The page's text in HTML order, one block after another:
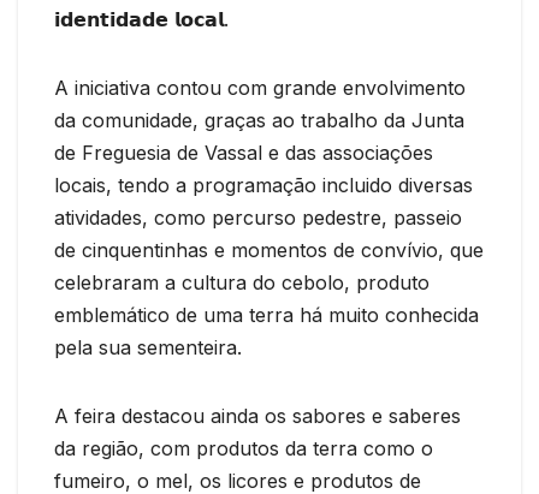
𝗶𝗱𝗲𝗻𝘁𝗶𝗱𝗮𝗱𝗲 𝗹𝗼𝗰𝗮𝗹.
A iniciativa contou com grande envolvimento
da comunidade, graças ao trabalho da Junta
de Freguesia de Vassal e das associações
locais, tendo a programação incluido diversas
atividades, como percurso pedestre, passeio
de cinquentinhas e momentos de convívio, que
celebraram a cultura do cebolo, produto
emblemático de uma terra há muito conhecida
pela sua sementeira.
A feira destacou ainda os sabores e saberes
da região, com produtos da terra como o
fumeiro, o mel, os licores e produtos de